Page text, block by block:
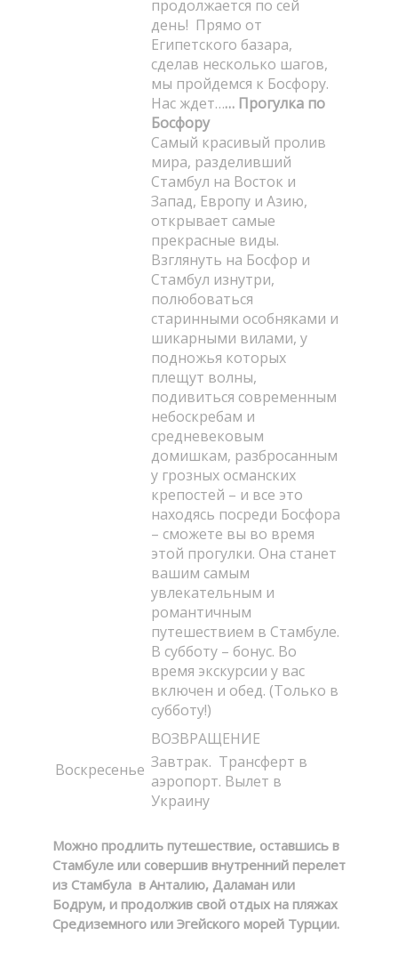
продолжается по сей
день! Прямо от
Египетского базара,
сделав несколько шагов,
мы пройдемся к Босфору.
Нас ждет…… Прогулка по
Босфору
Самый красивый пролив
мира, разделивший
Стамбул на Восток и
Запад, Европу и Азию,
открывает самые
прекрасные виды.
Взглянуть на Босфор и
Стамбул изнутри,
полюбоваться
старинными особняками и
шикарными вилами, у
подножья которых
плещут волны,
подивиться современным
небоскребам и
средневековым
домишкам, разбросанным
у грозных османских
крепостей – и все это
находясь посреди Босфора
– сможете вы во время
этой прогулки. Она станет
вашим самым
увлекательным и
романтичным
путешествием в Стамбуле.
В субботу – бонус. Во
время экскурсии у вас
включен и обед. (Только в
субботу!)
Воскресенье
ВОЗВРАЩЕНИЕ
Завтрак. Трансферт в
аэропорт. Вылет в
Украину
Можно продлить путешествие, оставшись в
Стамбуле или совершив внутренний перелет
из Стамбула в Анталию, Даламан или
Бодрум, и продолжив свой отдых на пляжах
Средиземного или Эгейского морей Турции.